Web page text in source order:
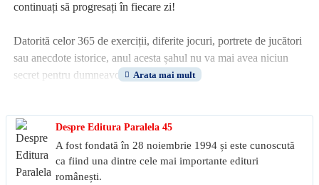
Despre Editura Paralela 45
A fost fondată în 28 noiembrie 1994 și este cunoscută
ca fiind una dintre cele mai importante edituri
românești.
continuați să progresați în fiecare zi!
Datorită celor 365 de exerciții, diferite jocuri, portrete de jucători
sau anecdote istorice, anul acesta șahul nu va mai avea niciun
secret pentru dumneavoastră.